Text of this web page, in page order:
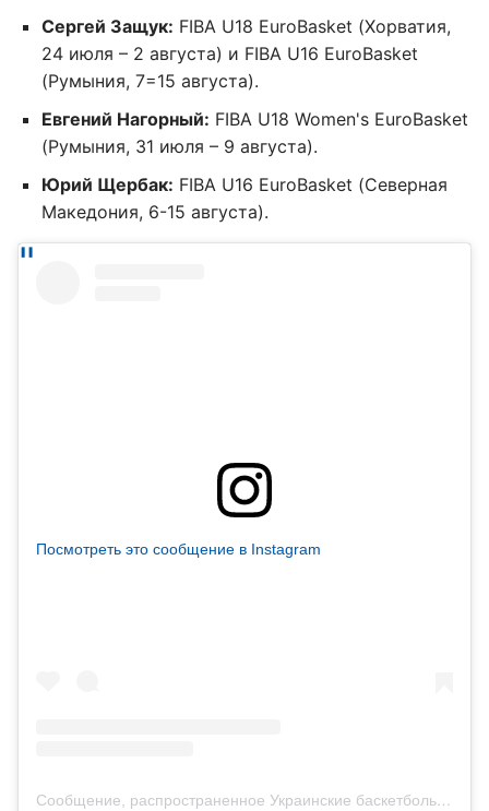
Сергей Защук: FIBA U18 EuroBasket (Хорватия,
24 июля – 2 августа) и FIBA U16 EuroBasket
(Румыния, 7=15 августа).
Евгений Нагорный: FIBA U18 Women's EuroBasket
(Румыния, 31 июля – 9 августа).
Юрий Щербак: FIBA U16 EuroBasket (Северная
Македония, 6-15 августа).
Посмотреть это сообщение в Instagram
Сообщение, распространенное Украинские баскетбольные арбитры(@refbasket_ru)